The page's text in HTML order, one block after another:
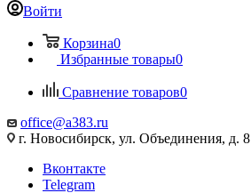
Войти
Корзина0
Избранные товары0
Сравнение товаров0
office@a383.ru
г. Новосибирск, ул. Объединения, д. 8
Вконтакте
Telegram